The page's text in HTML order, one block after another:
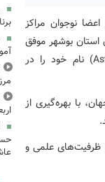
نوجوان مراکز
استان بوشهر موفق
شدند در مرحله نخست پویش جهانی جست‌وجوی سیارک‌ها (Asteroid Search Campaign) نام خود را در
با بهره‌گیری از
ظرفیت‌های علمی و